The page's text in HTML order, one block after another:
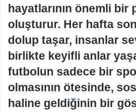
hayatlarının önemli bir
oluşturur. Her hafta
dolup taşar, insanlar
birlikte keyifli anlar
futbolun sadece bir
olmasının ötesinde,
haline geldiğinin bir